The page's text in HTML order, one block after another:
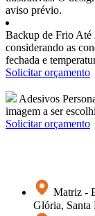
aviso prévio.
Backup de Frio Até
considerando as
fechada e
Solicitar orçamento
Adesivos
imagem a ser
Solicitar orçamento
Matriz -
Glória, Santa